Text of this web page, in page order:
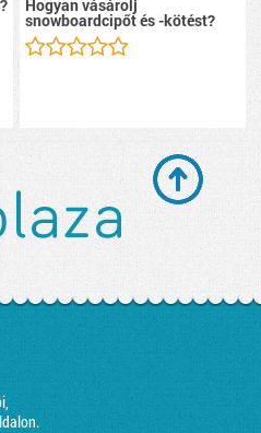
Hogyan vásárolj
snowboardcipőt és -kötést?